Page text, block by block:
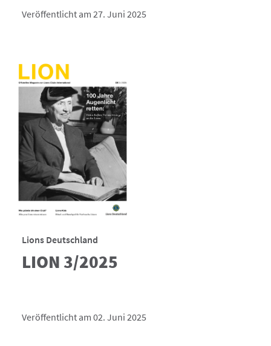
Veröffentlicht am 27. Juni 2025
Lions Deutschland
LION 3/2025
Veröffentlicht am 02. Juni 2025